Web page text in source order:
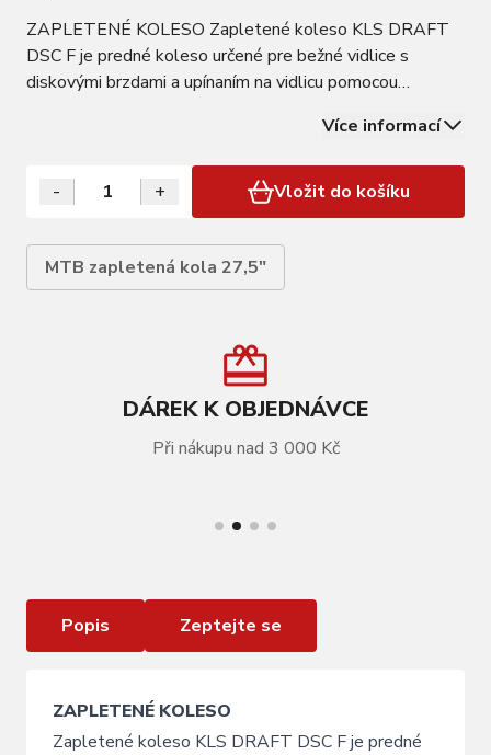
ZAPLETENÉ KOLESO Zapletené koleso KLS DRAFT
DSC F je predné koleso určené pre bežné vidlice s
diskovými brzdami a upínaním na vidlicu pomocou
stenný, 1-nit, 32 dier, AV Brzdy: DSC, 6-Bolt Náboj: KLS
FRIEWORK F Dodávané s oskou s rýchloupínákom
9x100mm…
Více informací
- + Vložit do košíku
MTB zapletená kola 27,5"
DÁREK K OBJEDNÁVCE
Při nákupu nad 3 000 Kč
Zapletené kolo přední KLS DRAFT DSC F, 27,5",
Popis Zeptejte se
ZAPLETENÉ KOLESO
Zapletené koleso KLS DRAFT DSC F je predné